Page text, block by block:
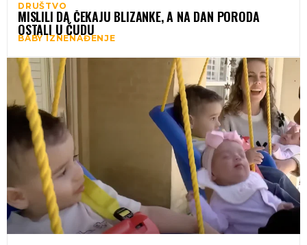
DRUŠTVO
MISLILI DA ČEKAJU BLIZANKE, A NA DAN PORODA
OSTALI U ČUDU
BABY IZNENAĐENJE